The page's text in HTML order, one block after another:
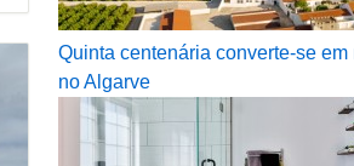
Quinta centenária converte-se
no Algarve